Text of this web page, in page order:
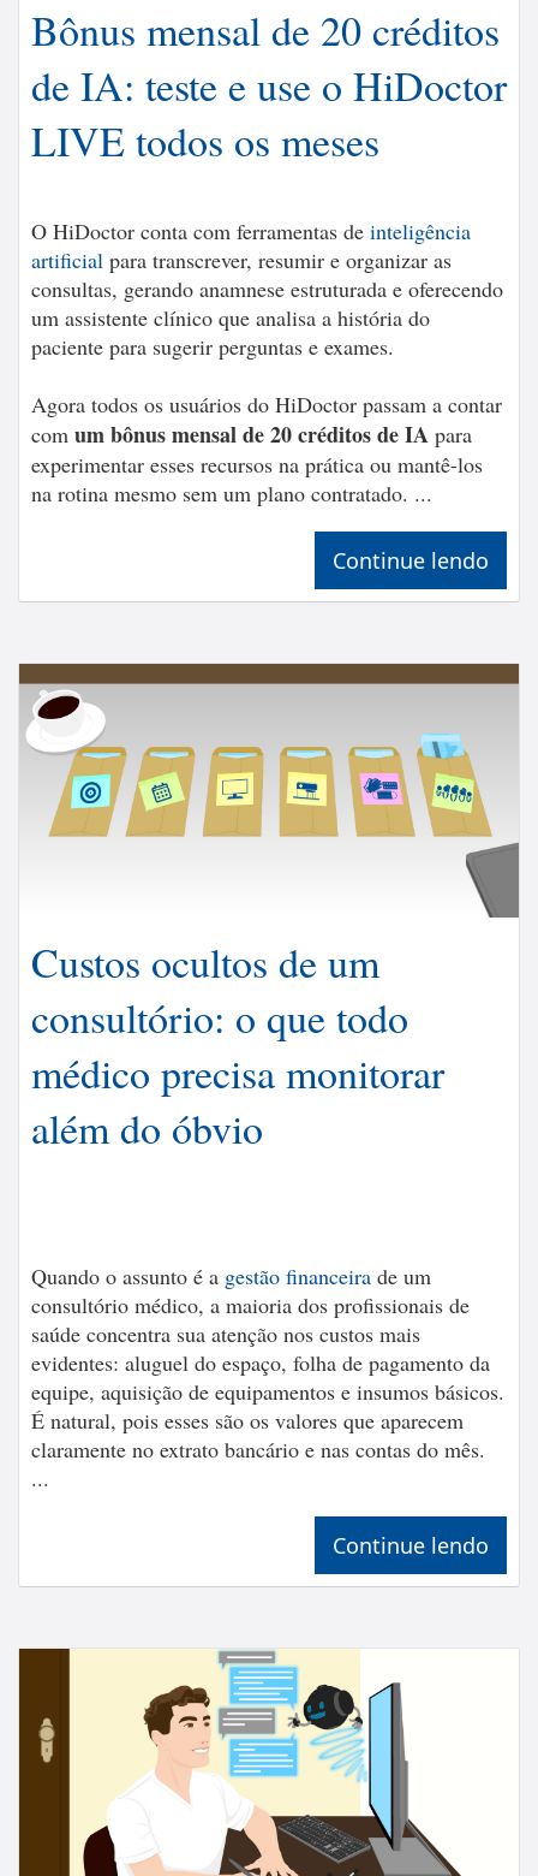
Bônus mensal de 20 créditos
de IA: teste e use o HiDoctor
LIVE todos os meses
O HiDoctor conta com ferramentas de inteligência
artificial para transcrever, resumir e organizar as
consultas, gerando anamnese estruturada e oferecendo
um assistente clínico que analisa a história do
paciente para sugerir perguntas e exames.
Agora todos os usuários do HiDoctor passam a contar
com um bônus mensal de 20 créditos de IA para
experimentar esses recursos na prática ou mantê-los
na rotina mesmo sem um plano contratado. ...
Continue lendo
Custos ocultos de um
consultório: o que todo
médico precisa monitorar
além do óbvio
Quando o assunto é a gestão financeira de um
consultório médico, a maioria dos profissionais de
saúde concentra sua atenção nos custos mais
evidentes: aluguel do espaço, folha de pagamento da
equipe, aquisição de equipamentos e insumos básicos.
É natural, pois esses são os valores que aparecem
claramente no extrato bancário e nas contas do mês.
...
Continue lendo